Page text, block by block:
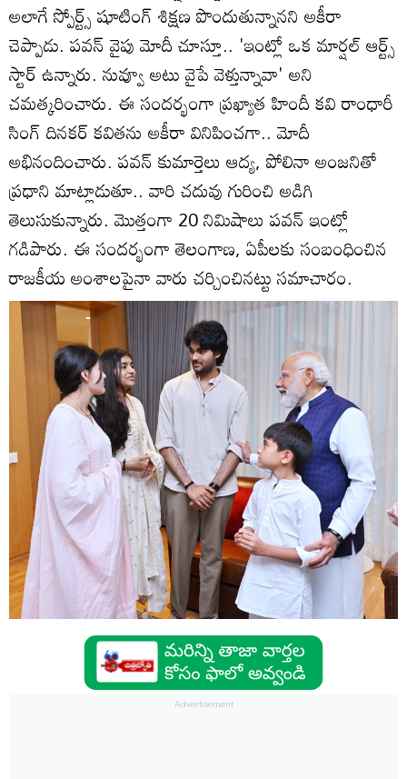
అలాగే స్పోర్ట్స్ షూటింగ్ శిక్షణ పొందుతున్నానని అకీరా
చెప్పాడు. పవన్ వైపు మోదీ చూస్తూ.. 'ఇంట్లో ఒక మార్షల్ ఆర్ట్స్
స్టార్ ఉన్నారు. నువ్వూ అటు వైపే వెళ్తున్నావా' అని
చమత్కరించారు. ఈ సందర్భంగా ప్రఖ్యాత హిందీ కవి రాంధారీ
సింగ్ దినకర్ కవితను అకీరా వినిపించగా.. మోదీ
అభినందించారు. పవన్ కుమార్తెలు ఆద్య, పోలినా అంజనితో
ప్రధాని మాట్లాడుతూ.. వారి చదువు గురించి అడిగి
తెలుసుకున్నారు. మొత్తంగా 20 నిమిషాలు పవన్ ఇంట్లో
గడిపారు. ఈ సందర్భంగా తెలంగాణ, ఏపీలకు సంబంధించిన
రాజకీయ అంశాలపైనా వారు చర్చించినట్టు సమాచారం.